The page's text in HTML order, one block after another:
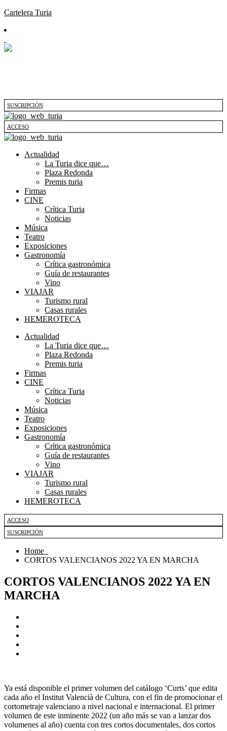
Cartelera Turia
SUSCRIPCIÓN
ACCESO
Actualidad
La Turia dice que…
Plaza Redonda
Premis turia
Firmas
CINE
Crítica Turia
Noticias
Música
Teatro
Exposiciones
Gastronomía
Crítica gastronómica
Guía de restaurantes
Vino
VIAJAR
Turismo rural
Casas rurales
HEMEROTECA
Menú
Actualidad
La Turia dice que…
Plaza Redonda
Premis turia
Firmas
CINE
Crítica Turia
Noticias
Música
Teatro
Exposiciones
Gastronomía
Crítica gastronómica
Guía de restaurantes
Vino
VIAJAR
Turismo rural
Casas rurales
HEMEROTECA
ACCESO
SUSCRIPCIÓN
Home
CORTOS VALENCIANOS 2022 YA EN MARCHA
CORTOS VALENCIANOS 2022 YA EN
MARCHA
Ya está disponible el primer volumen del catálogo ‘Curts’ que edita
cada año el Institut Valencià de Cultura, con el fin de promocionar el
cortometraje valenciano a nivel nacional e internacional. El primer
volumen de este inminente 2022 (un año más se van a lanzar dos
volumenes al año) cuenta con tres cortos documentales, dos cortos